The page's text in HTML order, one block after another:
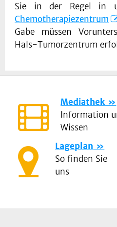
Sie in der Regel in
Chemotherapiezentrum
Gabe müssen
Hals-Tumorzentrum
Mediathek
Information
Wissen
Lageplan
So finden Sie
uns